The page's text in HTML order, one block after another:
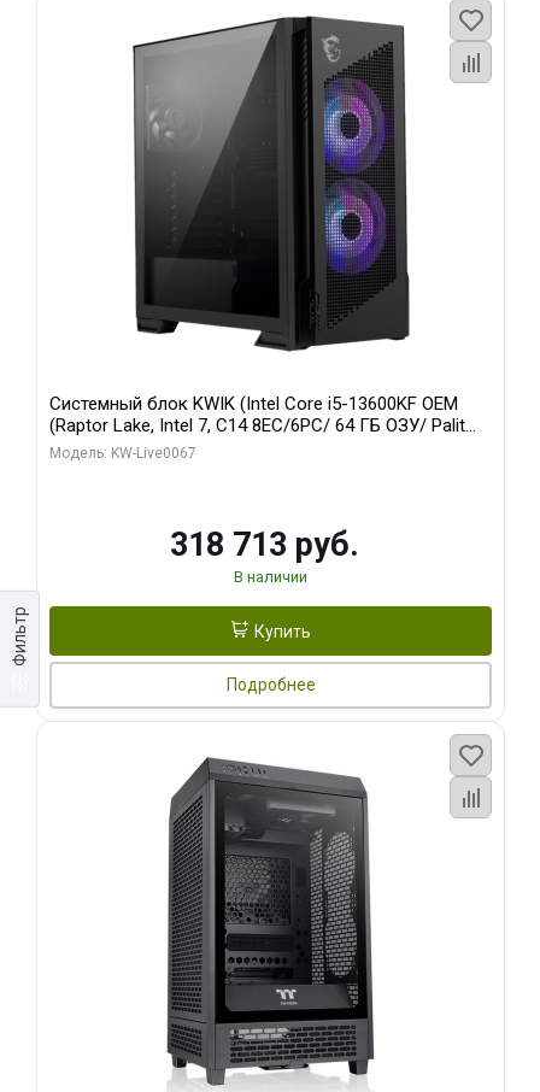
Фильтр
Системный блок KWIK (Intel Core i5-13600KF OEM
(Raptor Lake, Intel 7, C14 8EC/6PC/ 64 ГБ ОЗУ/ Palit
RTX5080 GAMINGPRO OC 16GB GDDR7 256bit 3xDP
Модель: KW-Live0067
318 713 руб.
В наличии
Купить
Подробнее